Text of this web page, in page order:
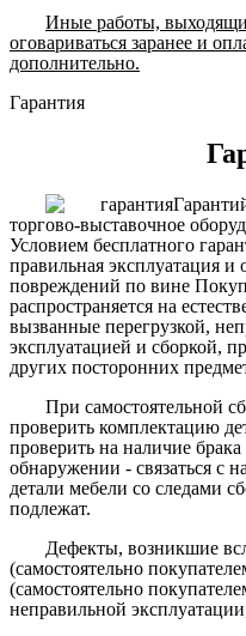
Иные работы,
оговариваться заранее и
дополнительно.
Гарантия
торгово-выставочное
Условием бесплатного
правильная эксплуатация и
повреждений по вине
распространяется на
вызванные перегрузкой,
эксплуатацией и сборкой,
других посторонних
При самостоятельной
проверить комплектацию
проверить на наличие
обнаружении - связаться с
детали мебели со следами
подлежат.
Дефекты, возникшие
(самостоятельно
(самостоятельно
неправильной